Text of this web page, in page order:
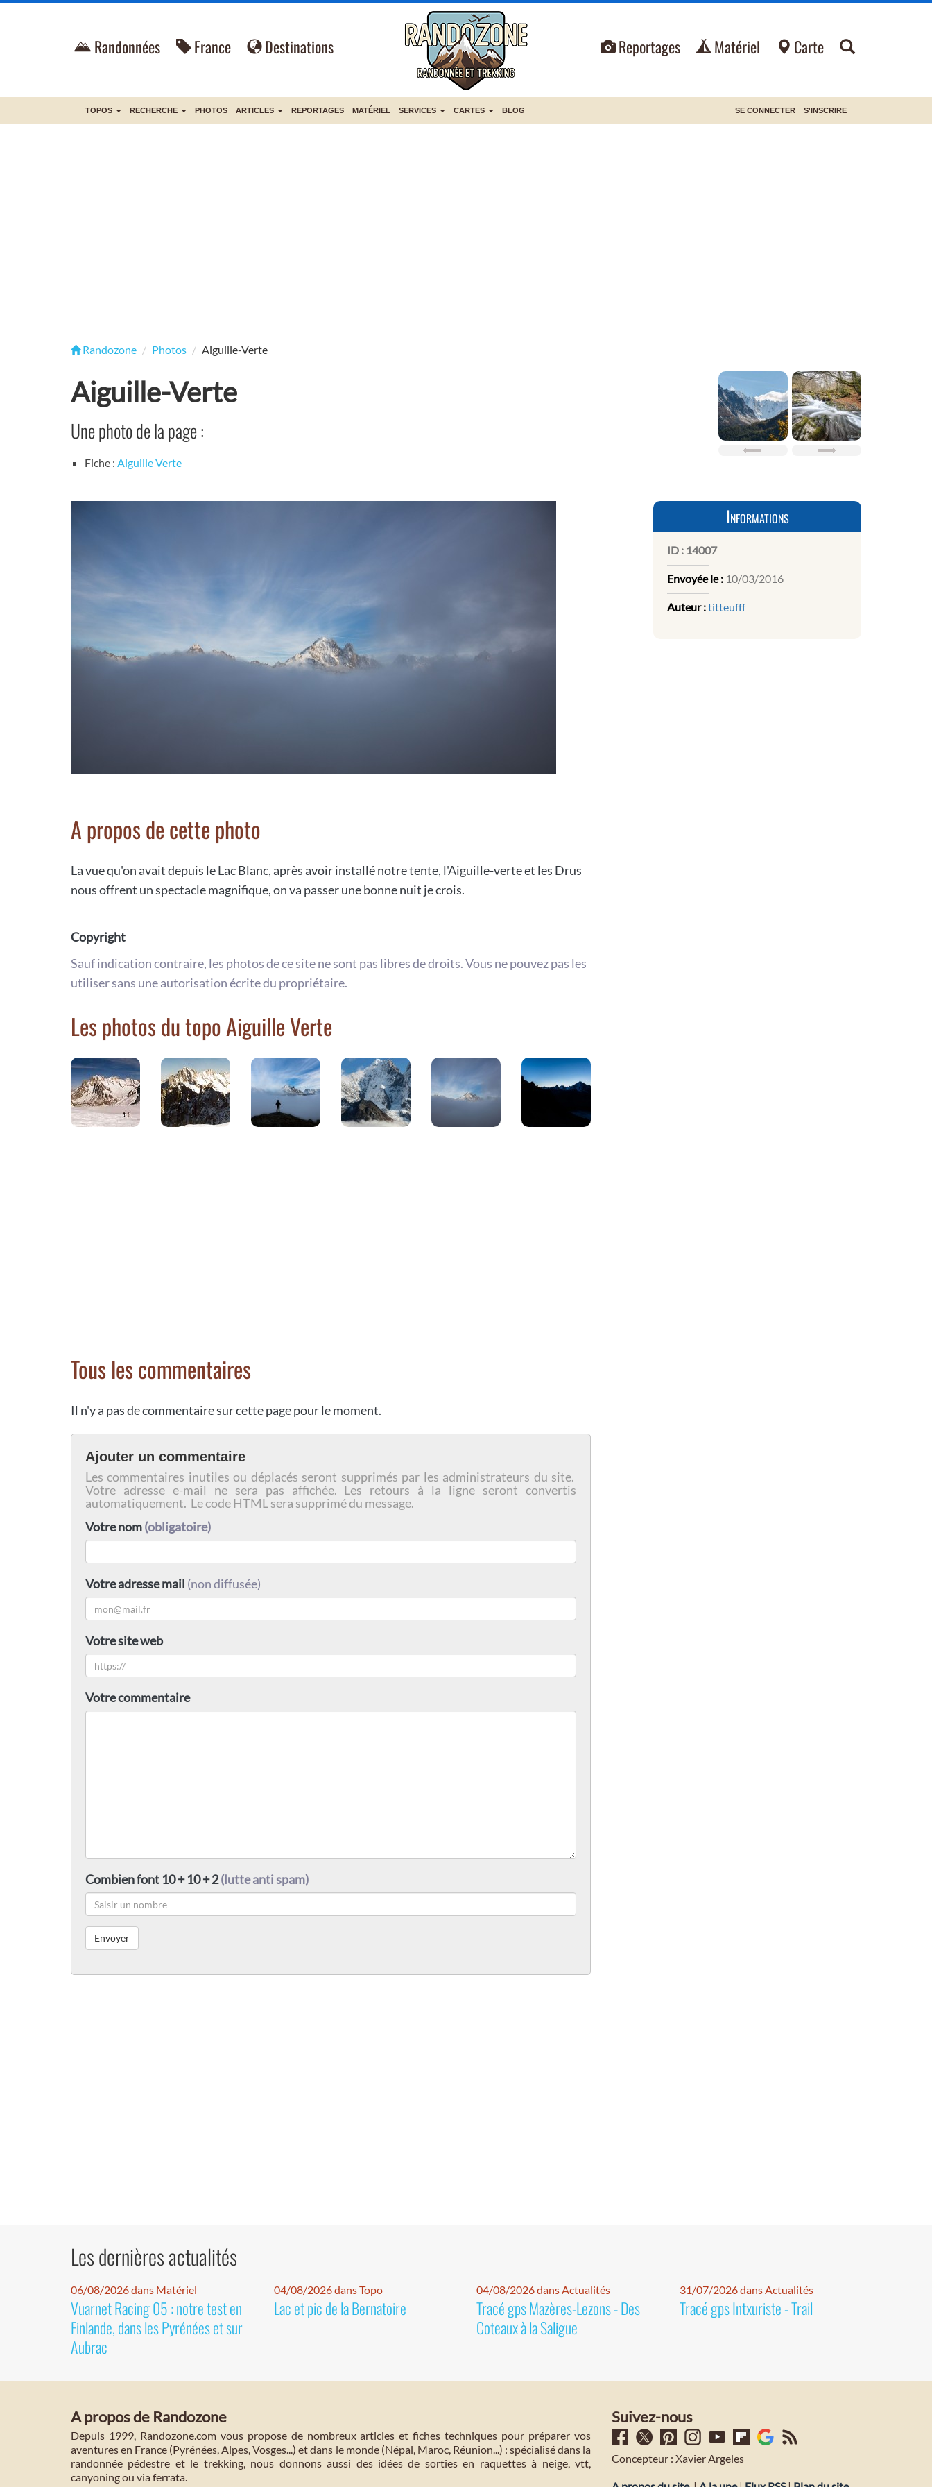
Randonnées France Destinations Reportages Matériel Carte
TOPOS RECHERCHE PHOTOS ARTICLES REPORTAGES MATÉRIEL SERVICES CARTES BLOG SE CONNECTER S'INSCRIRE
Randozone Photos Aiguille-Verte
Aiguille-Verte
Une photo de la page :
Fiche : Aiguille Verte
A propos de cette photo
La vue qu'on avait depuis le Lac Blanc, après avoir installé notre tente, l'Aiguille-verte et les Drus
nous offrent un spectacle magnifique, on va passer une bonne nuit je crois.
Copyright
Sauf indication contraire, les photos de ce site ne sont pas libres de droits. Vous ne pouvez pas les
utiliser sans une autorisation écrite du propriétaire.
Les photos du topo Aiguille Verte
Tous les commentaires
Il n'y a pas de commentaire sur cette page pour le moment.
Ajouter un commentaire
Les commentaires inutiles ou déplacés seront supprimés par les administrateurs du site.
Votre adresse e-mail ne sera pas affichée. Les retours à la ligne seront convertis
automatiquement. Le code HTML sera supprimé du message.
Votre nom(obligatoire)
Votre adresse mail (non diffusée)
Votre site web
Votre commentaire
Combien font 10 + 10 + 2(lutte anti spam)
Informations
ID : 14007
Envoyée le : 10/03/2016
Auteur :titteufff
Les dernières actualités
06/08/2026 dans Matériel
Vuarnet Racing 05 : notre test en
Finlande, dans les Pyrénées et sur
Aubrac
04/08/2026 dans Topo
Lac et pic de la Bernatoire
04/08/2026 dans Actualités
Tracé gps Mazères-Lezons - Des
Coteaux à la Saligue
31/07/2026 dans Actualités
Tracé gps Intxuriste - Trail
A propos de Randozone
Depuis 1999, Randozone.com vous propose de nombreux articles et fiches techniques pour préparer vos
aventures en France (Pyrénées, Alpes, Vosges...) et dans le monde (Népal, Maroc, Réunion...) : spécialisé dans la
randonnée pédestre et le trekking, nous donnons aussi des idées de sorties en raquettes à neige, vtt,
canyoning ou via ferrata.
Suivez-nous
Concepteur : Xavier Argeles